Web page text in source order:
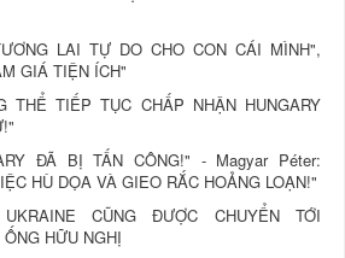
LAI TỰ DO CHO CON CÁI MÌNH",
GIÁ TIỆN ÍCH"
THỂ TIẾP TỤC CHẤP NHẬN HUNGARY
ĐÃ BỊ TẤN CÔNG!" - Magyar Péter:
HÙ DỌA VÀ GIEO RẮC HOẢNG LOẠN!"
CŨNG ĐƯỢC CHUYỂN TỚI
HỮU NGHỊ